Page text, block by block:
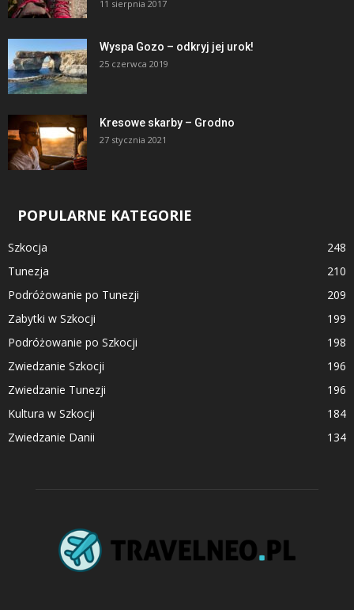
11 sierpnia 2017
Wyspa Gozo – odkryj jej urok!
25 czerwca 2019
Kresowe skarby – Grodno
27 stycznia 2021
POPULARNE KATEGORIE
Szkocja
248
Tunezja
210
Podróżowanie po Tunezji
209
Zabytki w Szkocji
199
Podróżowanie po Szkocji
198
Zwiedzanie Szkocji
196
Zwiedzanie Tunezji
196
Kultura w Szkocji
184
Zwiedzanie Danii
134